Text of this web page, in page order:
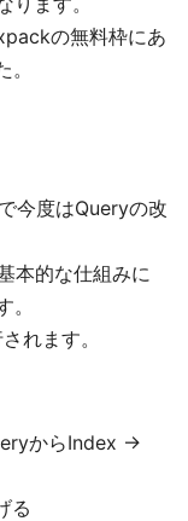
の無料枠にあ
今度はQueryの改
本的な仕組みに
れます。
からIndex ->
る